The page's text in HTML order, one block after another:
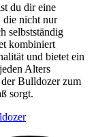
du dir eine
die nicht nur
selbstständig
kombiniert
und bietet ein
Alters
Bulldozer zum
sorgt.